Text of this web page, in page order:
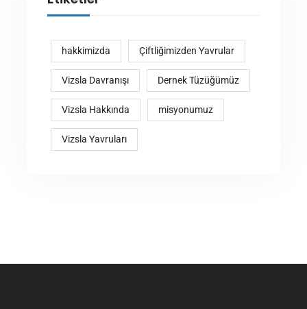
hakkimizda Çiftliğimizden Yavrular
Vizsla Davranışı Dernek Tüzüğümüz
Vizsla Hakkında misyonumuz
Vizsla Yavruları